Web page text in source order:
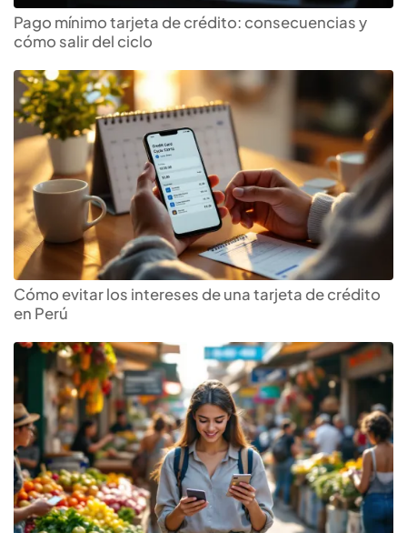
Pago mínimo tarjeta de crédito: consecuencias y
cómo salir del ciclo
Cómo evitar los intereses de una tarjeta de crédito
en Perú